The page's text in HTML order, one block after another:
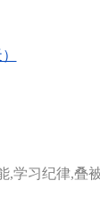
学习纪律,叠